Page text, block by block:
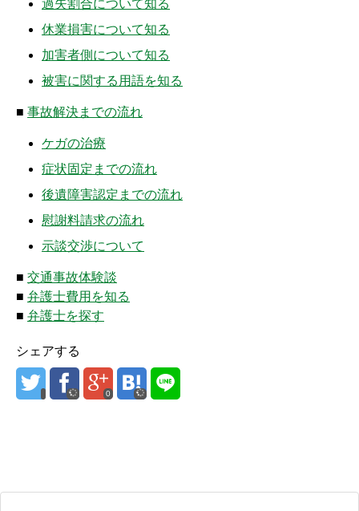
過失割合について知る
休業損害について知る
加害者側について知る
被害に関する用語を知る
■ 事故解決までの流れ
ケガの治療
症状固定までの流れ
後遺障害認定までの流れ
慰謝料請求の流れ
示談交渉について
■ 交通事故体験談
■ 弁護士費用を知る
■ 弁護士を探す
シェアする
0